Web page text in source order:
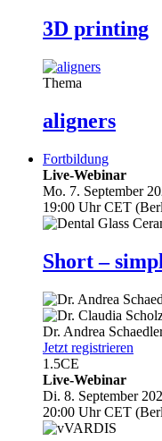
3D printing
Thema
aligners
Fortbildung
Live-Webinar
Mo. 7. September
19:00 Uhr CET
Short –
Dr. Andrea Schaedler
Jetzt registrieren
1.5CE
Live-Webinar
Di. 8. September
20:00 Uhr CET